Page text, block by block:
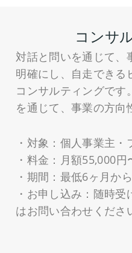
コンサ
対話と問いを通じて、
明確にし、自走できる
コンサルティングです
を通じて、事業の方向
・対象：個人事業主
・料金：月額55,000円
・期間：最低6ヶ月から
・お申し込み：随時
はお問い合わせくださ